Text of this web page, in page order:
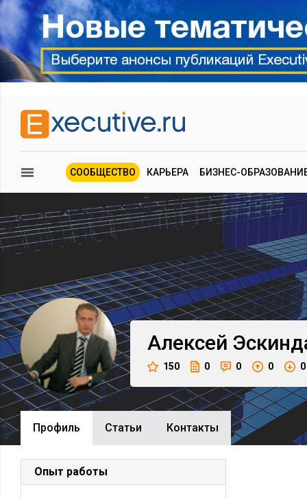
СООБЩЕСТВО КАРЬЕРА БИЗНЕС-
Алексей
150 0 0 0 0
Профиль Cтатьи Контакты
Опыт работы